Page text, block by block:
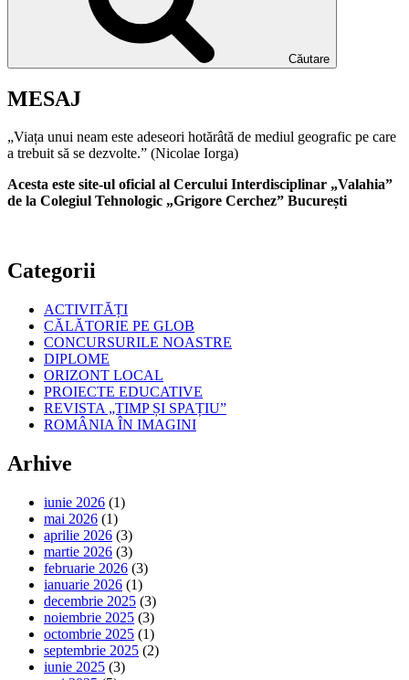
Căutare
MESAJ
„Viața unui neam este adeseori hotărâtă de mediul geografic pe care
a trebuit să se dezvolte.” (Nicolae Iorga)
Acesta este site-ul oficial al Cercului Interdisciplinar „Valahia”
de la Colegiul Tehnologic „Grigore Cerchez” București
Categorii
ACTIVITĂȚI
CĂLĂTORIE PE GLOB
CONCURSURILE NOASTRE
DIPLOME
ORIZONT LOCAL
PROIECTE EDUCATIVE
REVISTA „TIMP ȘI SPAȚIU”
ROMÂNIA ÎN IMAGINI
Arhive
iunie 2026 (1)
mai 2026 (1)
aprilie 2026 (3)
martie 2026 (3)
februarie 2026 (3)
ianuarie 2026 (1)
decembrie 2025 (3)
noiembrie 2025 (3)
octombrie 2025 (1)
septembrie 2025 (2)
iunie 2025 (3)